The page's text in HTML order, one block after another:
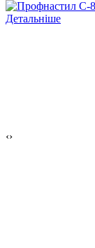
Детальніше
‹›